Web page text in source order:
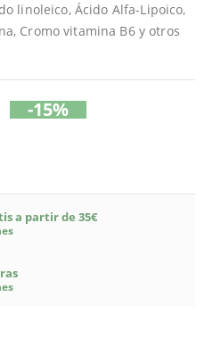
linoleico, Ácido Alfa-Lipoico,
Cromo vitamina B6 y otros
-15%
a partir de 35€